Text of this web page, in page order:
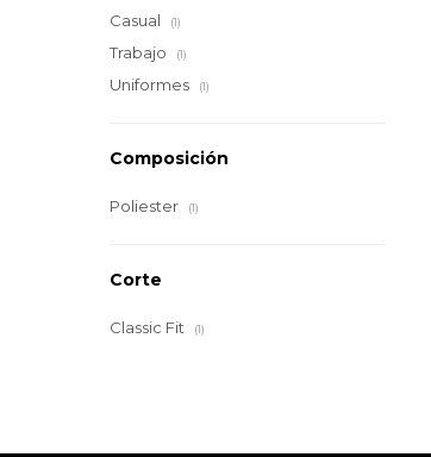
Casual (1)
Trabajo (1)
Uniformes (1)
Composición
Poliester (1)
Corte
Classic Fit (1)